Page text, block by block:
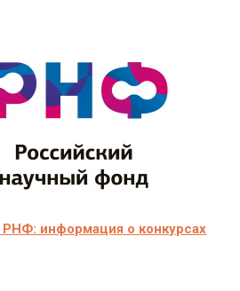
РНФ: информация о конкурсах